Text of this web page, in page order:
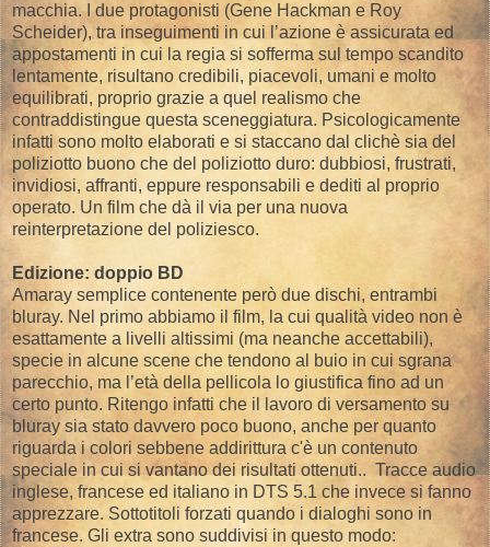
macchia. I due protagonisti (Gene Hackman e Roy
Scheider), tra inseguimenti in cui l’azione è assicurata ed
appostamenti in cui la regia si sofferma sul tempo scandito
lentamente, risultano credibili, piacevoli, umani e molto
equilibrati, proprio grazie a quel realismo che
contraddistingue questa sceneggiatura. Psicologicamente
infatti sono molto elaborati e si staccano dal clichè sia del
poliziotto buono che del poliziotto duro: dubbiosi, frustrati,
invidiosi, affranti, eppure responsabili e dediti al proprio
operato. Un film che dà il via per una nuova
reinterpretazione del poliziesco.
Edizione: doppio BD
Amaray semplice contenente però due dischi, entrambi
bluray. Nel primo abbiamo il film, la cui qualità video non è
esattamente a livelli altissimi (ma neanche accettabili),
specie in alcune scene che tendono al buio in cui sgrana
parecchio, ma l’età della pellicola lo giustifica fino ad un
certo punto. Ritengo infatti che il lavoro di versamento su
bluray sia stato davvero poco buono, anche per quanto
riguarda i colori sebbene addirittura c'è un contenuto
speciale in cui si vantano dei risultati ottenuti.. Tracce audio
inglese, francese ed italiano in DTS 5.1 che invece si fanno
apprezzare. Sottotitoli forzati quando i dialoghi sono in
francese. Gli extra sono suddivisi in questo modo: